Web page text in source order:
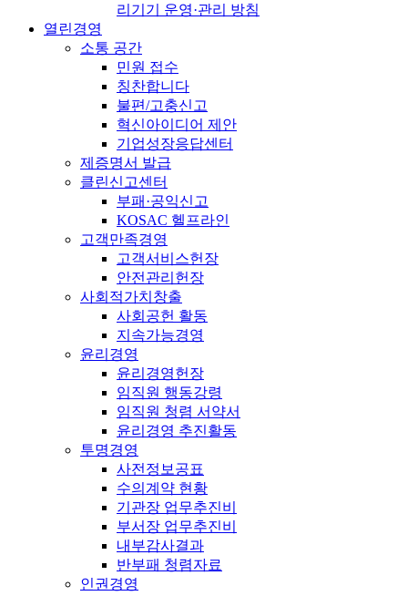
리기기 운영·관리 방침
열린경영
소통 공간
민원 접수
칭찬합니다
불편/고충신고
혁신아이디어 제안
기업성장응답센터
제증명서 발급
클린신고센터
부패·공익신고
KOSAC 헬프라인
고객만족경영
고객서비스헌장
안전관리헌장
사회적가치창출
사회공헌 활동
지속가능경영
윤리경영
윤리경영헌장
임직원 행동강령
임직원 청렴 서약서
윤리경영 추진활동
투명경영
사전정보공표
수의계약 현황
기관장 업무추진비
부서장 업무추진비
내부감사결과
반부패 청렴자료
인권경영